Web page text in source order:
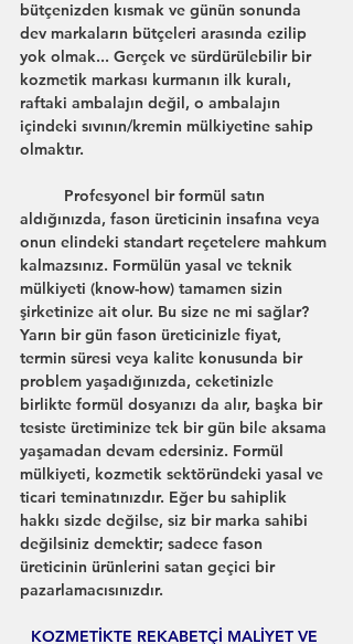
bütçenizden kısmak ve günün sonunda
dev markaların bütçeleri arasında ezilip
yok olmak... Gerçek ve sürdürülebilir bir
kozmetik markası kurmanın ilk kuralı,
raftaki ambalajın değil, o ambalajın
içindeki sıvının/kremin mülkiyetine sahip
olmaktır.
aldığınızda, fason üreticinin insafına veya
onun elindeki standart reçetelere mahkum
kalmazsınız. Formülün yasal ve teknik
mülkiyeti (know-how) tamamen sizin
şirketinize ait olur. Bu size ne mi sağlar?
Yarın bir gün fason üreticinizle fiyat,
termin süresi veya kalite konusunda bir
problem yaşadığınızda, ceketinizle
birlikte formül dosyanızı da alır, başka bir
tesiste üretiminize tek bir gün bile aksama
yaşamadan devam edersiniz. Formül
mülkiyeti, kozmetik sektöründeki yasal ve
ticari teminatınızdır. Eğer bu sahiplik
hakkı sizde değilse, siz bir marka sahibi
değilsiniz demektir; sadece fason
üreticinin ürünlerini satan geçici bir
pazarlamacısınızdır.
KOZMETİKTE REKABETÇİ MALİYET VE